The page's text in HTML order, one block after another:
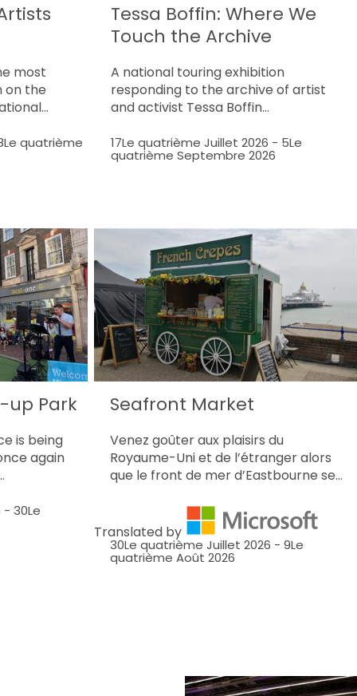
most
on the
quatrième
Tessa Boffin: Where We
Touch the Archive
A national touring exhibition
responding to the archive of artist
and activist Tessa Boffin…
17Le quatrième Juillet 2026 - 5Le
quatrième Septembre 2026
up Park
is being
again
- 30Le
Seafront Market
Venez goûter aux plaisirs du
Royaume-Uni et de l’étranger alors
que le front de mer d’Eastbourne se…
Translated by
30Le quatrième Juillet 2026 - 9Le
quatrième Août 2026